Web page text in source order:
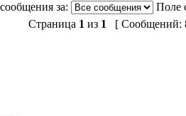
за:
Поле
Страница 1 из 1 [ Сообщений: